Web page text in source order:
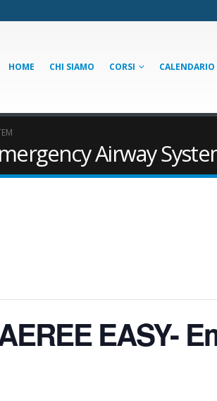
HOME CHI SIAMO CORSI CALENDARIO
Airway
EASY-